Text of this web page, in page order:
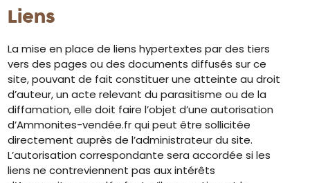
Liens
La mise en place de liens hypertextes par des tiers
vers des pages ou des documents diffusés sur ce
site, pouvant de fait constituer une atteinte au droit
d’auteur, un acte relevant du parasitisme ou de la
diffamation, elle doit faire l’objet d’une autorisation
d’Ammonites-vendée.fr qui peut être sollicitée
directement auprès de l’administrateur du site.
L’autorisation correspondante sera accordée si les
liens ne contreviennent pas aux intérêts